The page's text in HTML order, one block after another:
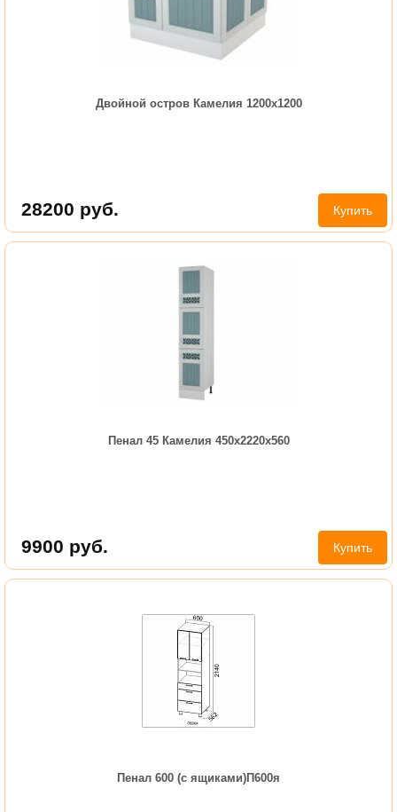
Двойной остров Камелия 1200х1200
28200 руб. Купить
Пенал 45 Камелия 450х2220х560
9900 руб. Купить
Пенал 600 (с ящиками)П600я